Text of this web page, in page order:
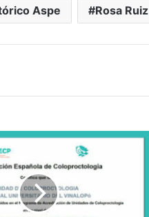
Aspe Rosa Ruiz